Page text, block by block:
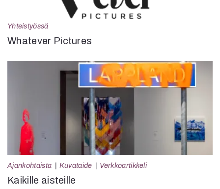
Yhteistyössä
Whatever Pictures
Ajankohtaista Kuvataide Verkkoartikkeli
Kaikille aisteille